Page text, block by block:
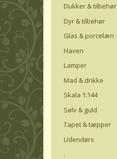
Dukker & tilbehør
Dyr & tilbehør
Glas & porcelæn
Haven
Lamper
Mad & drikke
Skala 1:144
Sølv & guld
Tapet & tæpper
Udendørs
.